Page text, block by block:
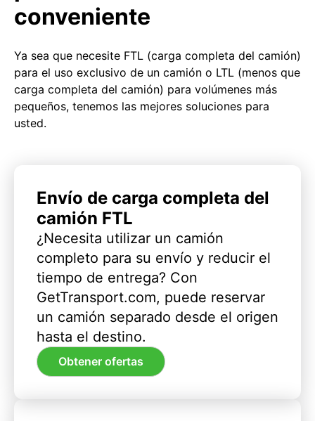
conveniente
Ya sea que necesite FTL (carga completa del camión)
para el uso exclusivo de un camión o LTL (menos que
carga completa del camión) para volúmenes más
pequeños, tenemos las mejores soluciones para
usted.
Envío de carga completa del
camión FTL
¿Necesita utilizar un camión
completo para su envío y reducir el
tiempo de entrega? Con
GetTransport.com, puede reservar
un camión separado desde el origen
hasta el destino.
Obtener ofertas